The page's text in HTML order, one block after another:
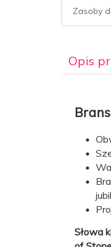
Zasoby
Opis
Słowa
Obwód